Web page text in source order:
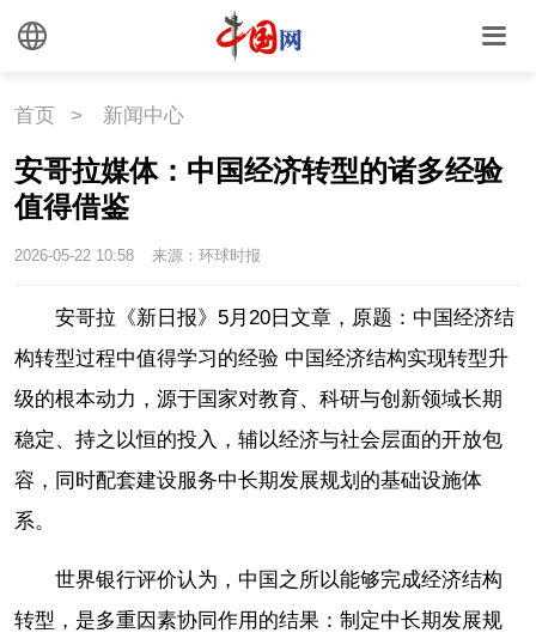
首页 > 新闻中心
安哥拉媒体：中国经济转型的诸多经验
值得借鉴
2026-05-22 10:58 来源：环球时报
安哥拉《新日报》5月20日文章，原题：中国经济结
构转型过程中值得学习的经验 中国经济结构实现转型升
级的根本动力，源于国家对教育、科研与创新领域长期
稳定、持之以恒的投入，辅以经济与社会层面的开放包
容，同时配套建设服务中长期发展规划的基础设施体
系。
世界银行评价认为，中国之所以能够完成经济结构
转型，是多重因素协同作用的结果：制定中长期发展规